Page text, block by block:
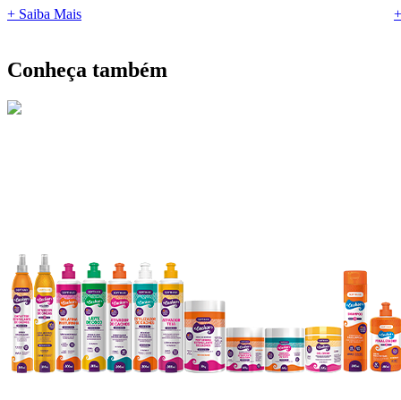
+ Saiba Mais
Conheça também